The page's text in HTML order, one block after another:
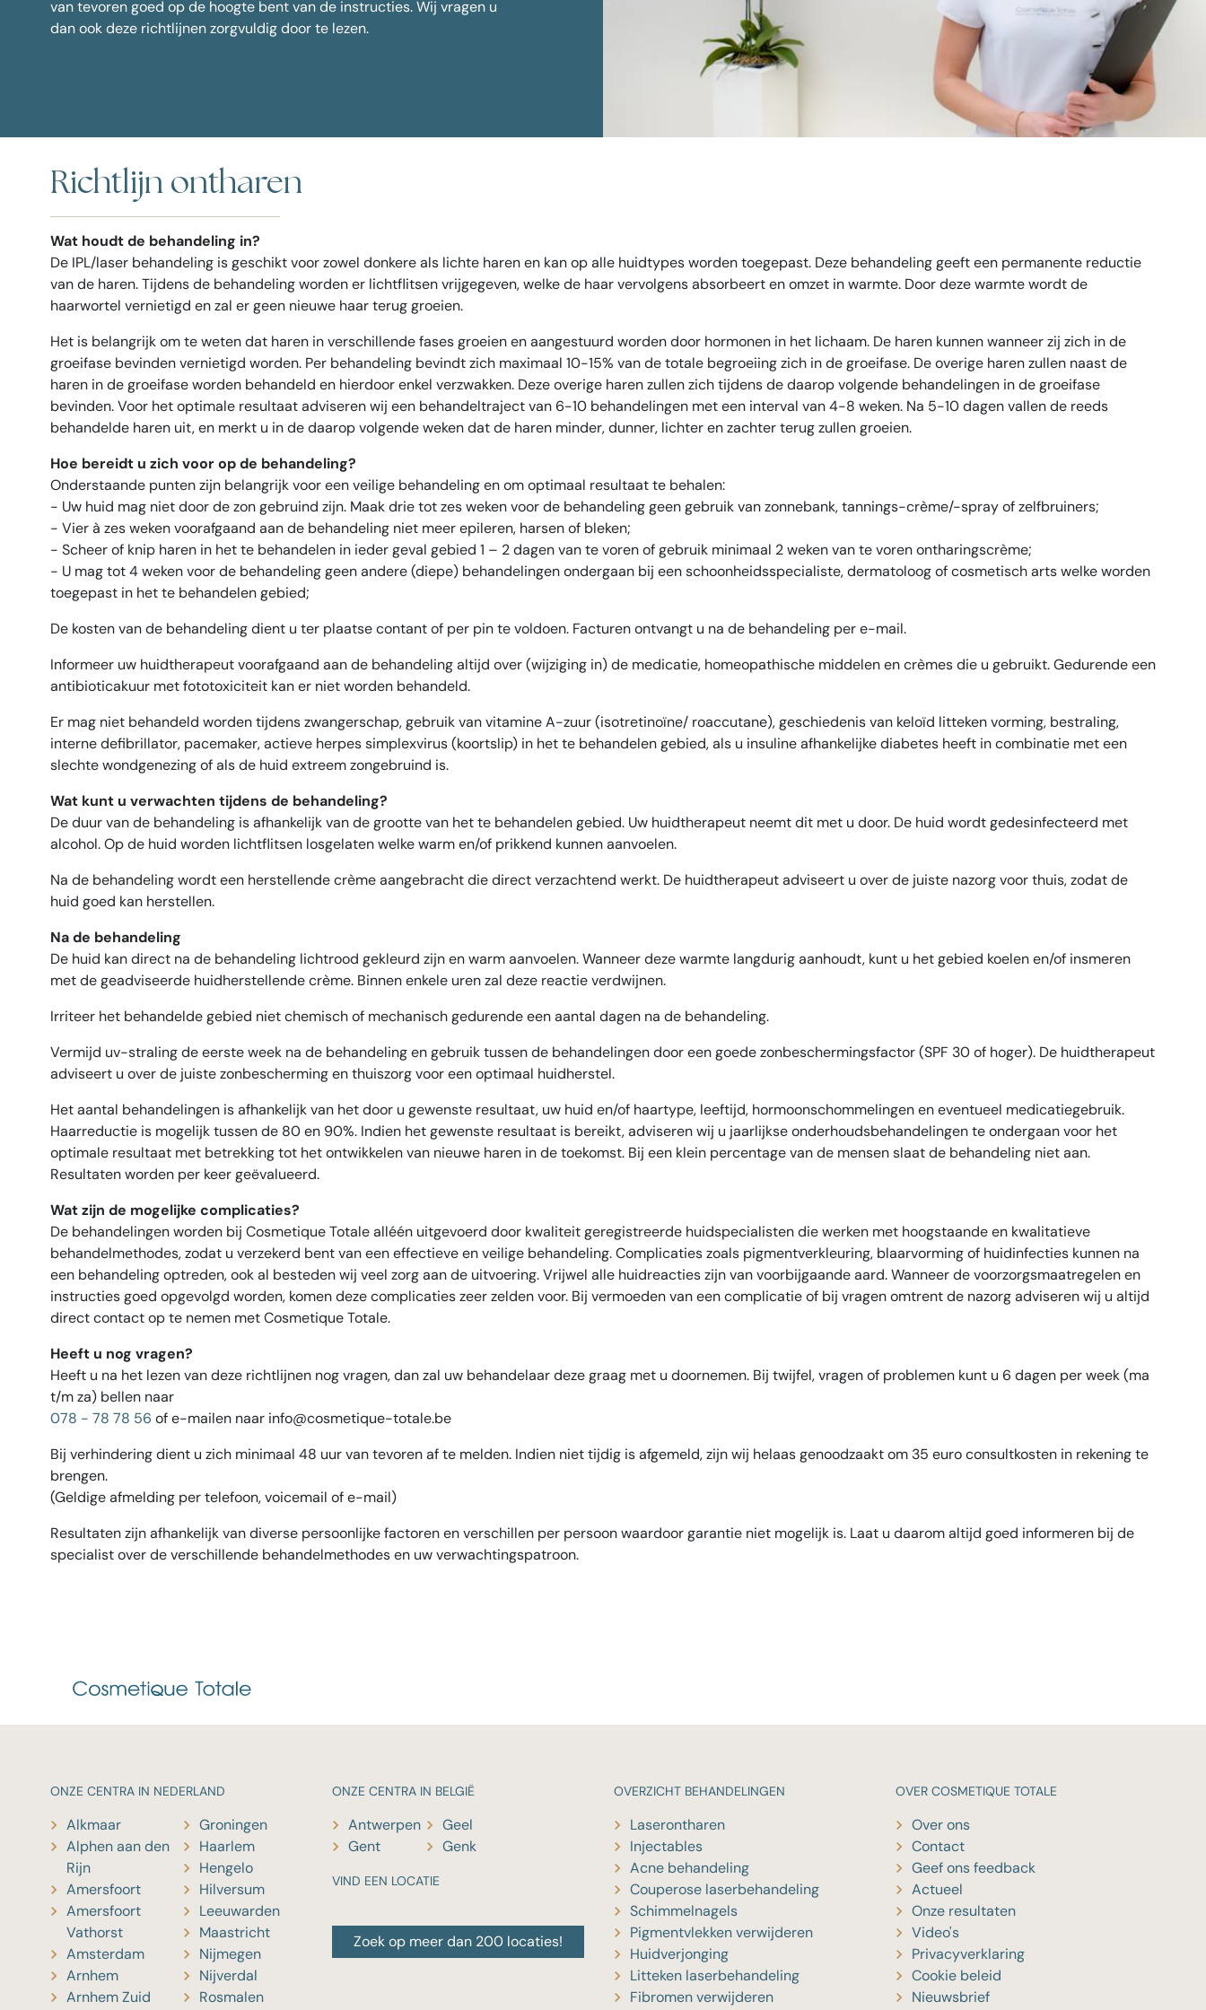
Spierontspanner tegen zweten
Kraaienpootjes
Ingevallen wangen filler
Alle behandelingen
van tevoren goed op de hoogte bent van de instructies. Wij vragen u
dan ook deze richtlijnen zorgvuldig door te lezen.
Richtlijn ontharen
Wat houdt de behandeling in?
De IPL/laser behandeling is geschikt voor zowel donkere als lichte haren en kan op alle huidtypes worden toegepast. Deze behandeling geeft een permanente reductie
van de haren. Tijdens de behandeling worden er lichtflitsen vrijgegeven, welke de haar vervolgens absorbeert en omzet in warmte. Door deze warmte wordt de
haarwortel vernietigd en zal er geen nieuwe haar terug groeien.
Het is belangrijk om te weten dat haren in verschillende fases groeien en aangestuurd worden door hormonen in het lichaam. De haren kunnen wanneer zij zich in de
groeifase bevinden vernietigd worden. Per behandeling bevindt zich maximaal 10-15% van de totale begroeiing zich in de groeifase. De overige haren zullen naast de
haren in de groeifase worden behandeld en hierdoor enkel verzwakken. Deze overige haren zullen zich tijdens de daarop volgende behandelingen in de groeifase
bevinden. Voor het optimale resultaat adviseren wij een behandeltraject van 6-10 behandelingen met een interval van 4-8 weken. Na 5-10 dagen vallen de reeds
behandelde haren uit, en merkt u in de daarop volgende weken dat de haren minder, dunner, lichter en zachter terug zullen groeien.
Hoe bereidt u zich voor op de behandeling?
Onderstaande punten zijn belangrijk voor een veilige behandeling en om optimaal resultaat te behalen:
- Uw huid mag niet door de zon gebruind zijn. Maak drie tot zes weken voor de behandeling geen gebruik van zonnebank, tannings-crème/-spray of zelfbruiners;
- Vier à zes weken voorafgaand aan de behandeling niet meer epileren, harsen of bleken;
- Scheer of knip haren in het te behandelen in ieder geval gebied 1 – 2 dagen van te voren of gebruik minimaal 2 weken van te voren ontharingscrème;
- U mag tot 4 weken voor de behandeling geen andere (diepe) behandelingen ondergaan bij een schoonheidsspecialiste, dermatoloog of cosmetisch arts welke worden
toegepast in het te behandelen gebied;
De kosten van de behandeling dient u ter plaatse contant of per pin te voldoen. Facturen ontvangt u na de behandeling per e-mail.
Informeer uw huidtherapeut voorafgaand aan de behandeling altijd over (wijziging in) de medicatie, homeopathische middelen en crèmes die u gebruikt. Gedurende een
antibioticakuur met fototoxiciteit kan er niet worden behandeld.
Er mag niet behandeld worden tijdens zwangerschap, gebruik van vitamine A-zuur (isotretinoïne/ roaccutane), geschiedenis van keloïd litteken vorming, bestraling,
interne defibrillator, pacemaker, actieve herpes simplexvirus (koortslip) in het te behandelen gebied, als u insuline afhankelijke diabetes heeft in combinatie met een
slechte wondgenezing of als de huid extreem zongebruind is.
Wat kunt u verwachten tijdens de behandeling?
De duur van de behandeling is afhankelijk van de grootte van het te behandelen gebied. Uw huidtherapeut neemt dit met u door. De huid wordt gedesinfecteerd met
alcohol. Op de huid worden lichtflitsen losgelaten welke warm en/of prikkend kunnen aanvoelen.
Na de behandeling wordt een herstellende crème aangebracht die direct verzachtend werkt. De huidtherapeut adviseert u over de juiste nazorg voor thuis, zodat de
huid goed kan herstellen.
Na de behandeling
De huid kan direct na de behandeling lichtrood gekleurd zijn en warm aanvoelen. Wanneer deze warmte langdurig aanhoudt, kunt u het gebied koelen en/of insmeren
met de geadviseerde huidherstellende crème. Binnen enkele uren zal deze reactie verdwijnen.
Irriteer het behandelde gebied niet chemisch of mechanisch gedurende een aantal dagen na de behandeling.
Vermijd uv-straling de eerste week na de behandeling en gebruik tussen de behandelingen door een goede zonbeschermingsfactor (SPF 30 of hoger). De huidtherapeut
adviseert u over de juiste zonbescherming en thuiszorg voor een optimaal huidherstel.
Het aantal behandelingen is afhankelijk van het door u gewenste resultaat, uw huid en/of haartype, leeftijd, hormoonschommelingen en eventueel medicatiegebruik.
Haarreductie is mogelijk tussen de 80 en 90%. Indien het gewenste resultaat is bereikt, adviseren wij u jaarlijkse onderhoudsbehandelingen te ondergaan voor het
optimale resultaat met betrekking tot het ontwikkelen van nieuwe haren in de toekomst. Bij een klein percentage van de mensen slaat de behandeling niet aan.
Resultaten worden per keer geëvalueerd.
Wat zijn de mogelijke complicaties?
De behandelingen worden bij Cosmetique Totale alléén uitgevoerd door kwaliteit geregistreerde huidspecialisten die werken met hoogstaande en kwalitatieve
behandelmethodes, zodat u verzekerd bent van een effectieve en veilige behandeling. Complicaties zoals pigmentverkleuring, blaarvorming of huidinfecties kunnen na
een behandeling optreden, ook al besteden wij veel zorg aan de uitvoering. Vrijwel alle huidreacties zijn van voorbijgaande aard. Wanneer de voorzorgsmaatregelen en
instructies goed opgevolgd worden, komen deze complicaties zeer zelden voor. Bij vermoeden van een complicatie of bij vragen omtrent de nazorg adviseren wij u altijd
direct contact op te nemen met Cosmetique Totale.
Heeft u nog vragen?
Heeft u na het lezen van deze richtlijnen nog vragen, dan zal uw behandelaar deze graag met u doornemen. Bij twijfel, vragen of problemen kunt u 6 dagen per week (ma
t/m za) bellen naar
078 - 78 78 56 of e-mailen naar info@cosmetique-totale.be
Bij verhindering dient u zich minimaal 48 uur van tevoren af te melden. Indien niet tijdig is afgemeld, zijn wij helaas genoodzaakt om 35 euro consultkosten in rekening te
brengen.
(Geldige afmelding per telefoon, voicemail of e-mail)
Resultaten zijn afhankelijk van diverse persoonlijke factoren en verschillen per persoon waardoor garantie niet mogelijk is. Laat u daarom altijd goed informeren bij de
specialist over de verschillende behandelmethodes en uw verwachtingspatroon.
ONZE CENTRA IN NEDERLAND
Alkmaar
Alphen aan den
Rijn
Amersfoort
Amersfoort
Vathorst
Amsterdam
Arnhem
Arnhem Zuid
Groningen
Haarlem
Hengelo
Hilversum
Leeuwarden
Maastricht
Nijmegen
Nijverdal
Rosmalen
ONZE CENTRA IN BELGIË
Antwerpen
Gent
Geel
Genk
VIND EEN LOCATIE
Zoek op meer dan 200 locaties!
OVERZICHT BEHANDELINGEN
Laserontharen
Injectables
Acne behandeling
Couperose laserbehandeling
Schimmelnagels
Pigmentvlekken verwijderen
Huidverjonging
Litteken laserbehandeling
Fibromen verwijderen
OVER COSMETIQUE TOTALE
Over ons
Contact
Geef ons feedback
Actueel
Onze resultaten
Video's
Privacyverklaring
Cookie beleid
Nieuwsbrief